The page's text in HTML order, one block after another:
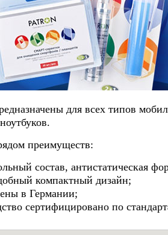
для всех типов
преимуществ:
состав, антистатическая
компактный дизайн;
в Германии;
сертифицировано по